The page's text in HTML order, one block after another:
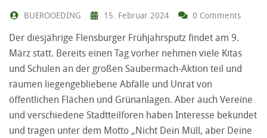
BUEROOEDING 15. Februar 2024 0 Comments
Der diesjährige Flensburger Frühjahrsputz findet am 9.
März statt. Bereits einen Tag vorher nehmen viele Kitas
und Schulen an der großen Saubermach-Aktion teil und
räumen liegengebliebene Abfälle und Unrat von
öffentlichen Flächen und Grünanlagen. Aber auch Vereine
und verschiedene Stadtteilforen haben Interesse bekundet
und tragen unter dem Motto „Nicht Dein Müll, aber Deine